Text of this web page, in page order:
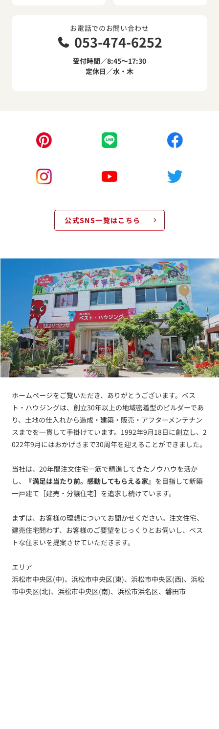
お電話でのお問い合わせ
053-474-6252
受付時間／8:45～17:30
定休日／水・木
公式SNS一覧はこちら
ホームページをご覧いただき、ありがとうございます。ベス
ト・ハウジングは、創立30年以上の地域密着型のビルダーであ
り、土地の仕入れから造成・建築・販売・アフターメンテナン
スまでを一貫して手掛けています。1992年9月18日に創立し、2
022年9月にはおかげさまで30周年を迎えることができました。
当社は、20年間注文住宅一筋で精進してきたノウハウを活か
し、
『満足は当たり前。感動してもらえる家』 を目指して新築
一戸建て［建売・分譲住宅］を追求し続けています。
まずは、お客様の理想についてお聞かせください。注文住宅、
建売住宅問わず、お客様のご要望をじっくりとお伺いし、ベス
トな住まいを提案させていただきます。
エリア
浜松市中央区(中)、浜松市中央区(東)、浜松市中央区(西)、浜松
市中央区(北)、浜松市中央区(南)、浜松市浜名区、磐田市